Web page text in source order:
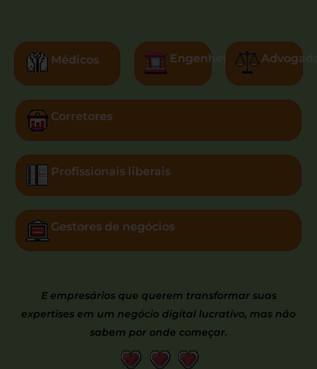
Corretores
Profissionais liberais
Gestores de negócios
Médicos Engenheiros
E empresários que querem transformar suas
expertises em um negócio digital lucrativo, mas não
sabem por onde começar.